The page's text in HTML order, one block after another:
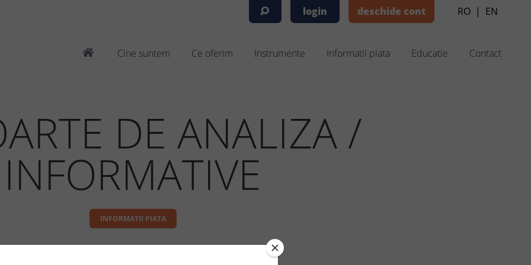
Cine suntem Ce oferim Instrumente Informatii piata Educatie Contact
login deschide cont RO | EN
DE ANALIZA /
INFORMATIVE
INFORMATII PIATA